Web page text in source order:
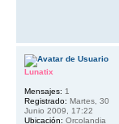
Lunatix
Mensajes: 1
Registrado: Martes, 30
Junio 2009, 17:22
Ubicación: Orcolandia